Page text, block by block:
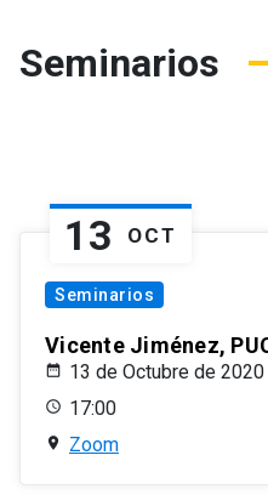
Seminarios
13 OCT
Seminarios
Vicente Jiménez,
13 de Octubre de 2020
17:00
Zoom